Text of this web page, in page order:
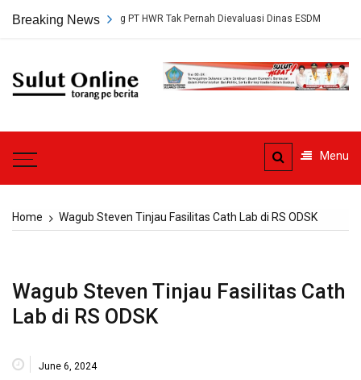
Breaking News
Tambang PT HWR Tak Pernah Dievaluasi Dinas ESDM
Sulut
Menu
Home Wagub Steven Tinjau Fasilitas Cath Lab di RS ODSK
Wagub Steven Tinjau Fasilitas Cath
Lab di RS ODSK
June 6, 2024